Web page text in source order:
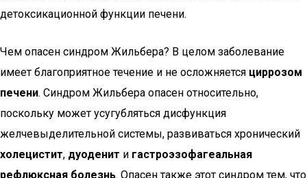
детоксикационной функции печени.
Чем опасен синдром Жильбера? В целом заболевание
имеет благоприятное течение и не осложняется циррозом
печени. Синдром Жильбера опасен относительно,
поскольку может усугубляться дисфункция
желчевыделительной системы, развиваться хронический
холецистит, дуоденит и гастроэзофагеальная
рефлюксная болезнь. Опасен также этот синдром тем, что